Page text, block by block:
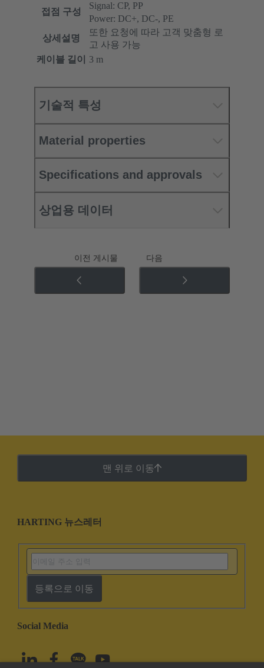
접점 구성
Signal: CP, PP
Power: DC+, DC-, PE
상세설명
또한 요청에 따라 고객 맞춤형 로
고 사용 가능
케이블 길이
3 m
기술적 특성
Material properties
Specifications and approvals
상업용 데이터
이전 게시물 다음
맨 위로 이동
HARTING 뉴스레터
등록으로 이동
Social Media